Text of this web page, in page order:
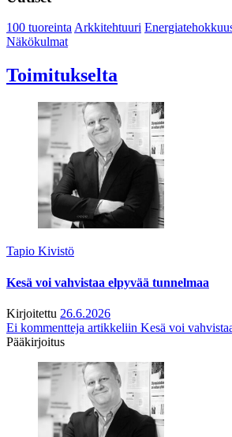
100 tuoreintaArkkitehtuuri
Näkökulmat
Toimitukselta
Tapio Kivistö
Kesä voi vahvistaa elpyvää tunnelmaa
Kirjoitettu 26.6.2026
Ei kommentteja artikkeliin Kesä voi
Pääkirjoitus